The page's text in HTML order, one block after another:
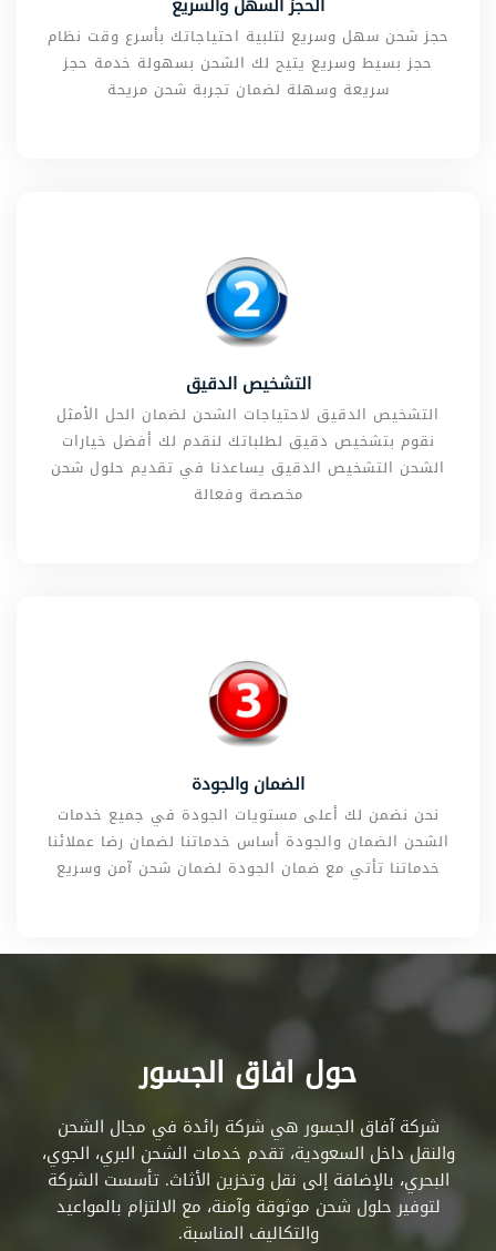
حجز شحن سهل وسريع لتلبية احتياجاتك بأسرع وقت نظام
حجز بسيط وسريع يتيح لك الشحن بسهولة خدمة حجز
سريعة وسهلة لضمان تجربة شحن مريحة
التشخيص الدقيق
التشخيص الدقيق لاحتياجات الشحن لضمان الحل الأمثل
نقوم بتشخيص دقيق لطلباتك لنقدم لك أفضل خيارات
الشحن التشخيص الدقيق يساعدنا في تقديم حلول شحن
مخصصة وفعالة
الضمان والجودة
نحن نضمن لك أعلى مستويات الجودة في جميع خدمات
الشحن الضمان والجودة أساس خدماتنا لضمان رضا عملائنا
خدماتنا تأتي مع ضمان الجودة لضمان شحن آمن وسريع
حول افاق الجسور
شركة آفاق الجسور هي شركة رائدة في مجال الشحن
والنقل داخل السعودية، تقدم خدمات الشحن البري، الجوي،
البحري، بالإضافة إلى نقل وتخزين الأثاث. تأسست الشركة
لتوفير حلول شحن موثوقة وآمنة، مع الالتزام بالمواعيد
والتكاليف المناسبة.